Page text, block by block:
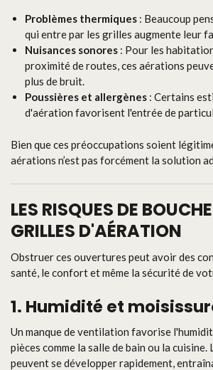
Problèmes thermiques : Beaucoup
qui entre par les grilles augmente leur
Nuisances sonores : Pour les
proximité de routes, ces aérations
plus de bruit.
Poussières et allergènes : Certains
d'aération favorisent l'entrée de
Bien que ces préoccupations soient
aérations n’est pas forcément la solution
LES RISQUES DE
GRILLES D'AÉRATION
Obstruer ces ouvertures peut avoir des
santé, le confort et même la sécurité de
1. Humidité et
Un manque de ventilation favorise
pièces comme la salle de bain ou la cuisine.
peuvent se développer rapidement,